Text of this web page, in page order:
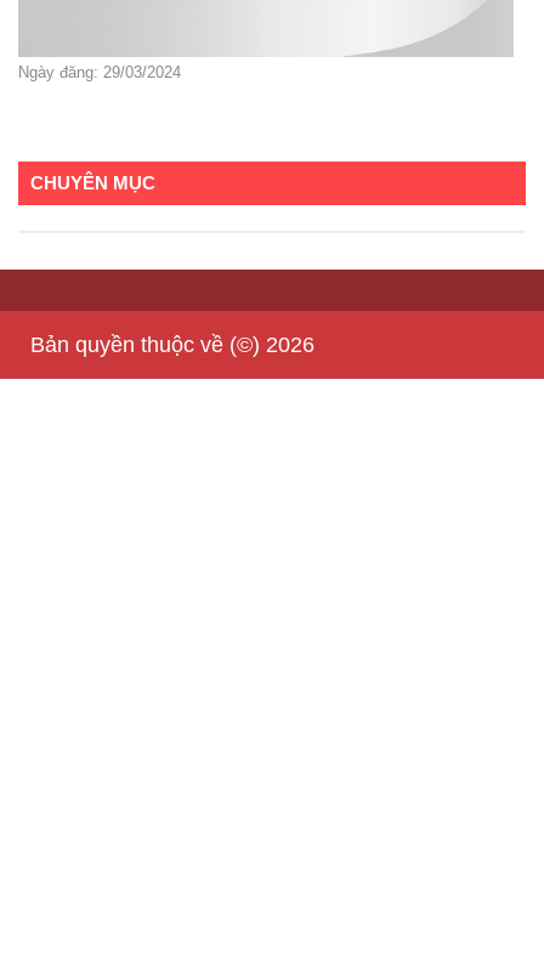
Ngày đăng: 29/03/2024
CHUYÊN MỤC
Bản quyền thuộc về (©) 2026